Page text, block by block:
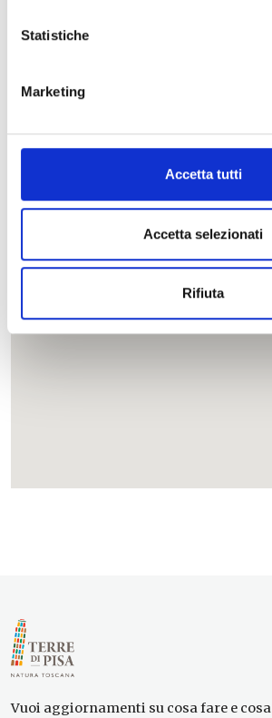
Statistiche
Marketing
Accetta tutti
Accetta selezionati
Rifiuta
Pet friendly
Vuoi aggiornamenti su cosa fare e